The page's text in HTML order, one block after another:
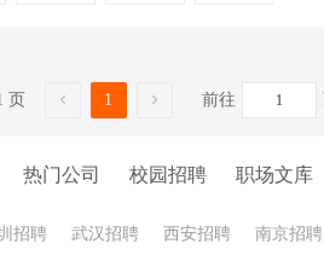
页 1 前往
热门公司 校园招聘 职场文库
招聘 武汉招聘 西安招聘 南京招聘